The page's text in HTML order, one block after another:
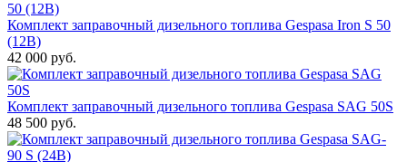
Комплект заправочный дизельного топлива Gespasa Iron S 50
(12В)
42 000 руб.
Комплект заправочный дизельного топлива Gespasa SAG 50S
48 500 руб.